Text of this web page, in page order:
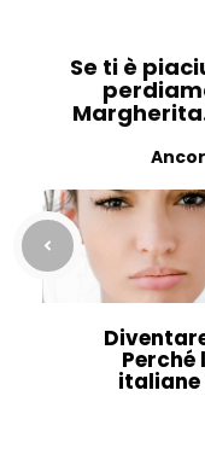
Se ti è
Perché
italiane